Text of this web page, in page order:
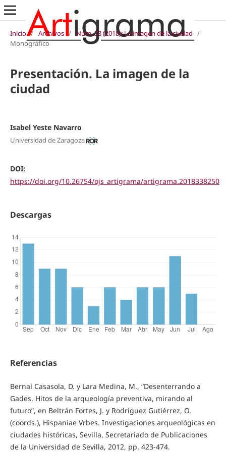
Inicio / Archivos / Núm. 33 (2018): La imagen de la ciudad /
Monográfico
Presentación. La imagen de la
ciudad
Isabel Yeste Navarro
Universidad de Zaragoza
DOI:
https://doi.org/10.26754/ojs_artigrama/artigrama.2018338250
Descargas
Referencias
Bernal Casasola, D. y Lara Medina, M., “Desenterrando a
Gades. Hitos de la arqueología preventiva, mirando al
futuro”, en Beltrán Fortes, J. y Rodríguez Gutiérrez, O.
(coords.), Hispaniae Vrbes. Investigaciones arqueológicas en
ciudades históricas, Sevilla, Secretariado de Publicaciones
de la Universidad de Sevilla, 2012, pp. 423-474.